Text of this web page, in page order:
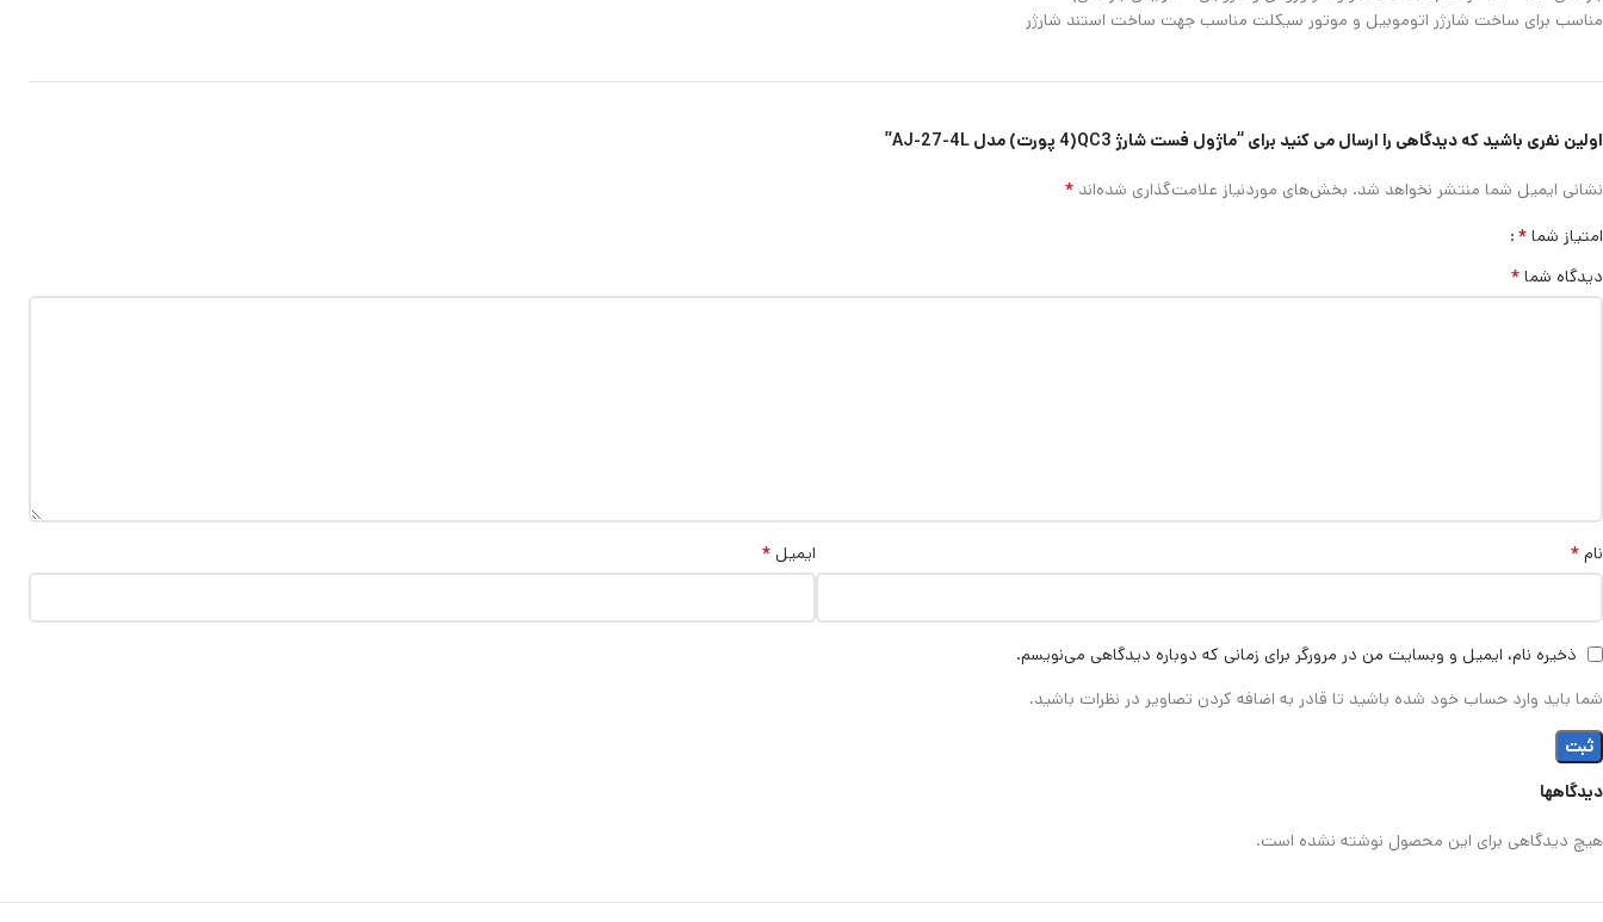
مناسب برای ساخت شارژر اتوموبیل و موتور سیکلت مناسب جهت ساخت استند شارژر
دیدگاهها
هیچ دیدگاهی برای این محصول نوشته نشده است.
اولین نفری باشید که دیدگاهی را ارسال می کنید برای “ماژول فست شارژ QC3(4 پورت) مدل AJ-27-4L”
نشانی ایمیل شما منتشر نخواهد شد. بخش‌های موردنیاز علامت‌گذاری شده‌اند *
امتیاز شما *
دیدگاه شما *
نام * ایمیل *
ذخیره نام، ایمیل و وبسایت من در مرورگر برای زمانی که دوباره دیدگاهی می‌نویسم.
شما باید وارد حساب خود شده باشید تا قادر به اضافه کردن تصاویر در نظرات باشید.